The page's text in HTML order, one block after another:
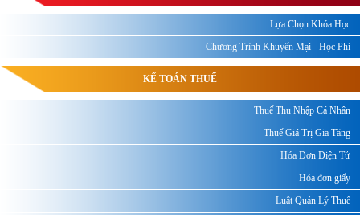
Lựa Chọn Khóa Học
Chương Trình Khuyến Mại - Học Phí
KẾ TOÁN THUẾ
Thuế Thu Nhập Cá Nhân
Thuế Giá Trị Gia Tăng
Hóa Đơn Điện Tử
Hóa đơn giấy
Luật Quản Lý Thuế